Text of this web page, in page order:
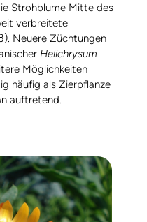
Strohblume Mitte des
verbreitete
. Neuere Züchtungen
Helichrysum-
Möglichkeiten
häufig als Zierpflanze
auftretend.